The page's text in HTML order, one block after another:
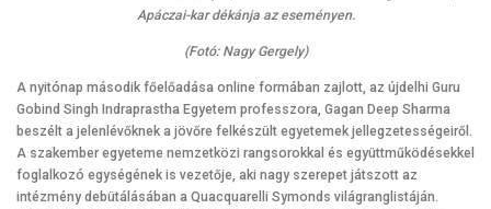
Apáczai-kar dékánja az eseményen.
(Fotó: Nagy Gergely)
A nyitónap második főelőadása online formában zajlott, az újdelhi Guru
Gobind Singh Indraprastha Egyetem professzora, Gagan Deep Sharma
beszélt a jelenlévőknek a jövőre felkészült egyetemek jellegzetességeiről.
A szakember egyeteme nemzetközi rangsorokkal és együttműködésekkel
foglalkozó egységének is vezetője, aki nagy szerepet játszott az
intézmény debütálásában a Quacquarelli Symonds világranglistáján.